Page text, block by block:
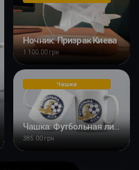
Ночник: Призрак Киева
1 100.00 грн
Чашки
Чашка: Футбольная лига
385.00 грн